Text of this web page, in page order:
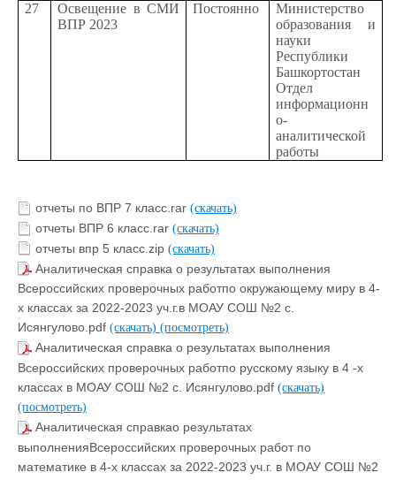
27
Освещение в СМИ
ВПР 2023
Постоянно
Министерство
образования и
науки
Республики
Башкортостан
Отдел
информационн
о-
аналитической
работы
отчеты по ВПР 7 класс.rar (скачать)
отчеты ВПР 6 класс.rar (скачать)
отчеты впр 5 класс.zip (скачать)
Аналитическая справка о результатах выполнения
Всероссийских проверочных работпо окружающему миру в 4-
х классах за 2022-2023 уч.г.в МОАУ СОШ №2 с.
Исянгулово.pdf (скачать) (посмотреть)
Аналитическая справка о результатах выполнения
Всероссийских проверочных работпо русскому языку в 4 -х
классах в МОАУ СОШ №2 с. Исянгулово.pdf (скачать)
(посмотреть)
Аналитическая справкао результатах
выполненияВсероссийских проверочных работ по
математике в 4-х классах за 2022-2023 уч.г. в МОАУ СОШ №2